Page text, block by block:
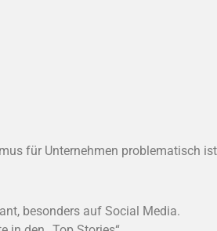
für Unternehmen problematisch
besonders auf Social Media.